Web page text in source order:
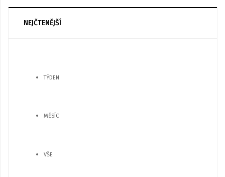
NEJČTENĚJŠÍ
TÝDEN
MĚSÍC
VŠE